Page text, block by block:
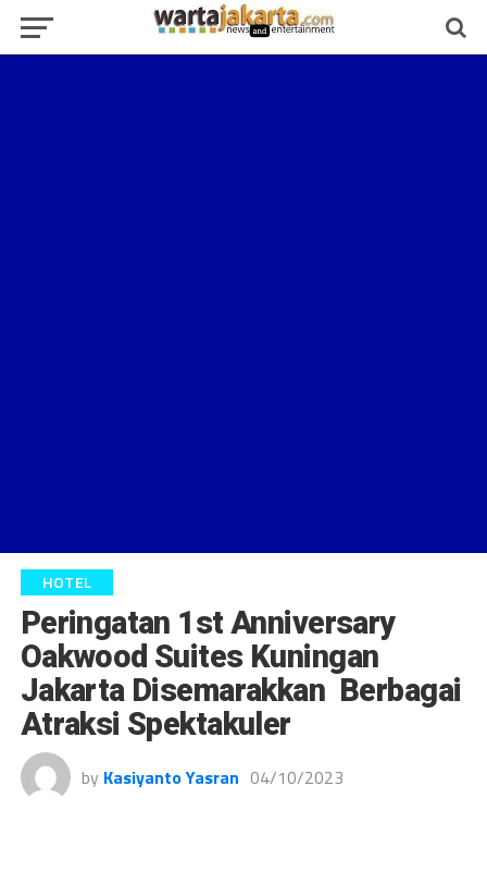
HOTEL
Peringatan 1st Anniversary
Oakwood Suites Kuningan
Jakarta Disemarakkan Berbagai
Atraksi Spektakuler
by Kasiyanto Yasran 04/10/2023